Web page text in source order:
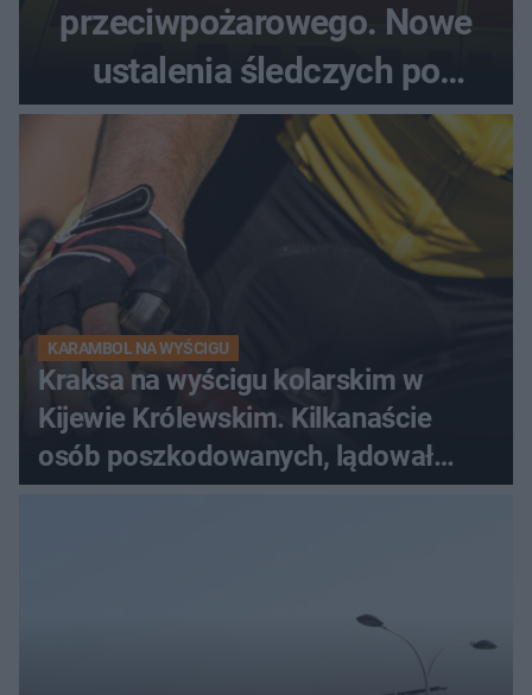
przeciwpożarowego. Nowe
ustalenia śledczych po
dramatycznej akcji
KARAMBOL NA WYŚCIGU
Kraksa na wyścigu kolarskim w
Kijewie Królewskim. Kilkanaście
osób poszkodowanych, lądował
śmigłowiec LPR